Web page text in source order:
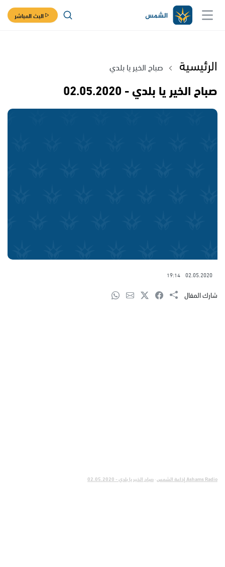
البث المباشر
الرئيسية صباح الخير يا بلدي
صباح الخير يا بلدي - 02.05.2020
02.05.2020
19:14
شارك المقال
Ashams Radio إذاعة الشمس ·صباح الخير يا بلدي - 02.05.2020